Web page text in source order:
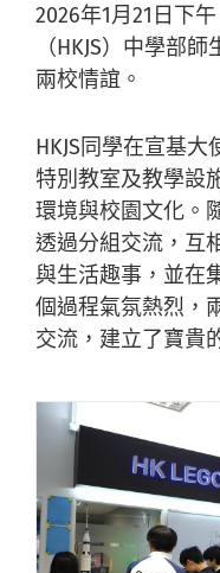
2026年1月21日下
（HKJS）中學部
兩校情誼。
HKJS同學在宣基
特別教室及教學設
環境與校園文化。
透過分組交流，互
與生活趣事，並在
個過程氣氛熱烈，
交流，建立了寶貴